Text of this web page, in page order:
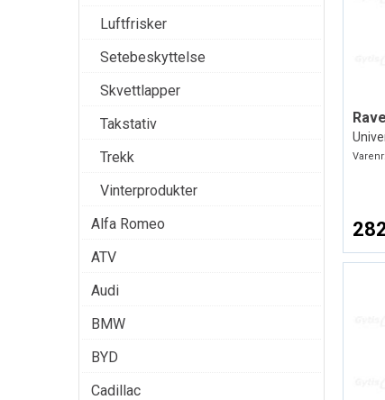
Luftfrisker
Setebeskyttelse
Skvettlapper
Takstativ
Trekk
Vinterprodukter
Alfa Romeo
ATV
Audi
BMW
BYD
Cadillac
Varenr: